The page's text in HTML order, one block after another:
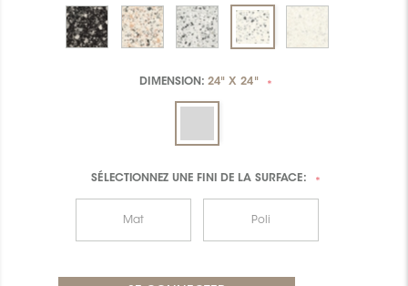
DIMENSION:24" X 24" *
SÉLECTIONNEZ UNE FINI DE LA SURFACE: *
Mat Poli